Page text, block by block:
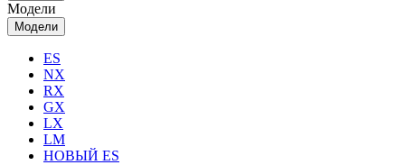
Модели
Модели
ES
NX
RX
GX
LX
LM
НОВЫЙ ES